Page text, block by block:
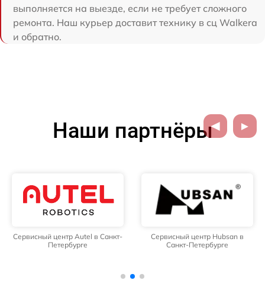
выполняется на выезде, если не требует сложного
ремонта. Наш курьер доставит технику в сц Walkera
и обратно.
Наши партнёры
Сервисный центр Autel в Санкт-
Петербурге
Сервисный центр Hubsan в
Санкт-Петербурге